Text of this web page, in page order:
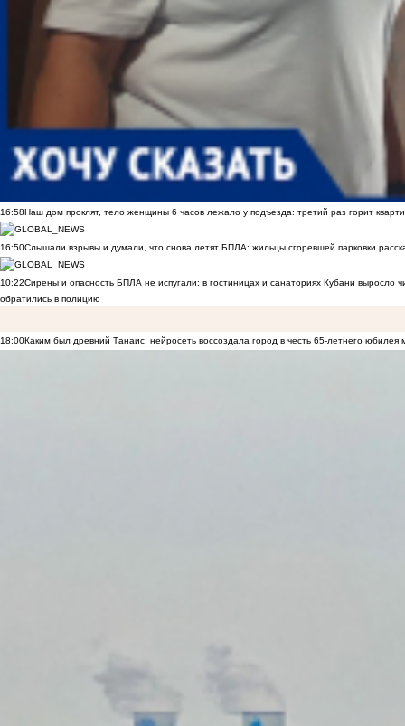
16:58Наш дом проклят, тело женщины 6 часов лежало у подъезда: третий раз горит
16:50Слышали взрывы и думали, что снова летят БПЛА: жильцы сгоревшей парковки
10:22Сирены и опасность БПЛА не испугали: в гостиницах и санаториях Кубани выросло
обратились в полицию
18:00Каким был древний Танаис: нейросеть воссоздала город в честь 65-летнего юбилея